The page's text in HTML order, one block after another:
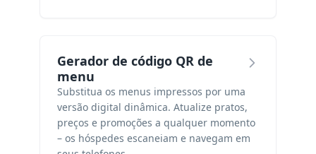
Gerador de código QR de
menu
Substitua os menus impressos por uma
versão digital dinâmica. Atualize pratos,
preços e promoções a qualquer momento
– os hóspedes escaneiam e navegam em